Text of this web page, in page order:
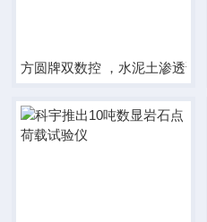
方圆牌双数控 ，水泥土渗透试